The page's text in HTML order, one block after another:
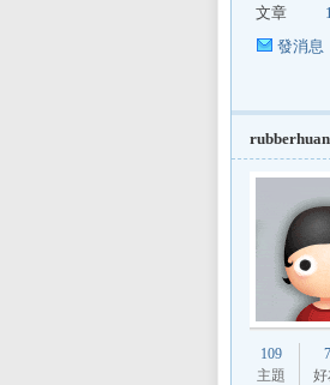
文章
發消息
109
主題
7